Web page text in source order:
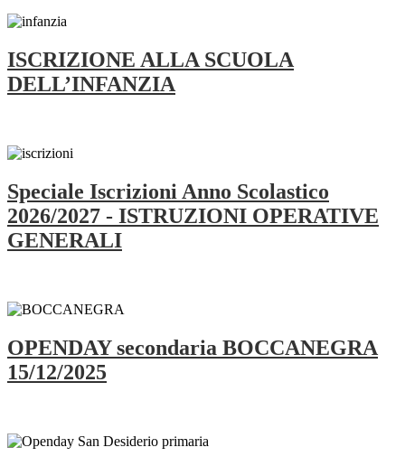
ISCRIZIONE ALLA SCUOLA
DELL’INFANZIA
Speciale Iscrizioni Anno Scolastico
2026/2027 - ISTRUZIONI OPERATIVE
GENERALI
OPENDAY secondaria BOCCANEGRA
15/12/2025